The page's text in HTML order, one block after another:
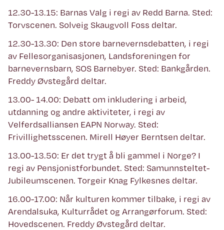
12.30-13.15: Barnas Valg i regi av Redd Barna. Sted:
Torvscenen. Solveig Skaugvoll Foss deltar.
12.30-13.30: Den store barnevernsdebatten, i regi
av Fellesorganisasjonen, Landsforeningen for
barnevernsbarn, SOS Barnebyer. Sted: Bankgården.
Freddy Øvstegård deltar.
13.00- 14.00: Debatt om inkludering i arbeid,
utdanning og andre aktiviteter, i regi av
Velferdsalliansen EAPN Norway. Sted:
Frivillighetsscenen. Mirell Høyer Berntsen deltar.
13.00-13.50: Er det trygt å bli gammel i Norge? I
regi av Pensjonistforbundet. Sted: Samunnsteltet-
Jubileumscenen. Torgeir Knag Fylkesnes deltar.
16.00-17.00: Når kulturen kommer tilbake, i regi av
Arendalsuka, Kulturrådet og Arrangørforum. Sted:
Hovedscenen. Freddy Øvstegård deltar.